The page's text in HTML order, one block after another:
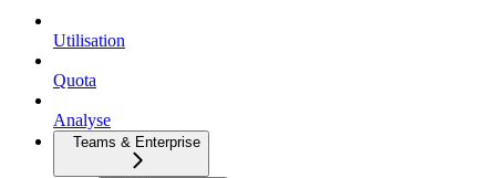
Utilisation
Quota
Analyse
Teams & Enterprise